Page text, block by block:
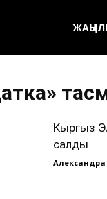
Кыргыз
салды